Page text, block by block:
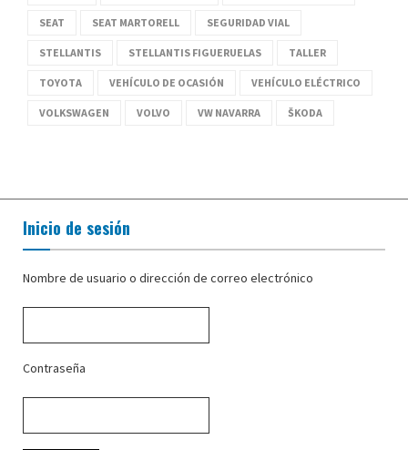
SEAT SEAT MARTORELL SEGURIDAD VIAL
STELLANTIS STELLANTIS FIGUERUELAS TALLER
TOYOTA VEHÍCULO DE OCASIÓN VEHÍCULO ELÉCTRICO
VOLKSWAGEN VOLVO VW NAVARRA ŠKODA
Inicio de sesión
Nombre de usuario o dirección de correo electrónico
Contraseña